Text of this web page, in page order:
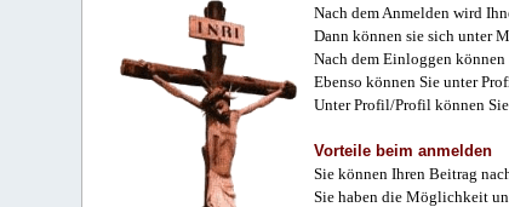
Nach dem Anmelden wird
Dann können sie sich unter
Nach dem Einloggen
Ebenso können Sie unter
Unter Profil/Profil können
Vorteile beim anmelden
Sie können Ihren Beitrag
Sie haben die Möglichkeit